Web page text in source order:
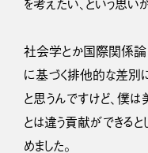
を考えたい、という思い
社会学とか国際関係論
に基づく排他的な差別
と思うんですけど、僕
とは違う貢献ができると
めました。